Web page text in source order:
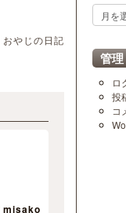
おやじの日記
misako
月
別
ー
カ
イ
ブ
管理
ロ
投
コ